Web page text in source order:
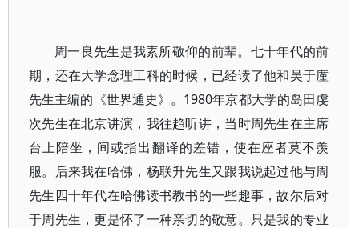
周一良先生是我素所敬仰的前辈。七十年代的前
期，还在大学念理工科的时候，已经读了他和吴于廑
先生主编的《世界通史》。1980年京都大学的岛田虔
次先生在北京讲演，我往趋听讲，当时周先生在主席
台上陪坐，间或指出翻译的差错，使在座者莫不羡
服。后来我在哈佛，杨联升先生又跟我说起过他与周
先生四十年代在哈佛读书教书的一些趣事，故尔后对
于周先生，更是怀了一种亲切的敬意。只是我的专业